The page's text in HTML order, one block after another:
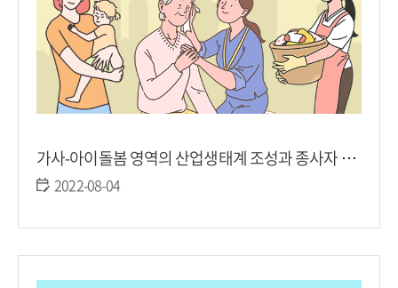
가사-아이돌봄 영역의 산업생태계 조성과 종사자 보호 확대를 위한 합의(2022.6.16)
2022-08-04